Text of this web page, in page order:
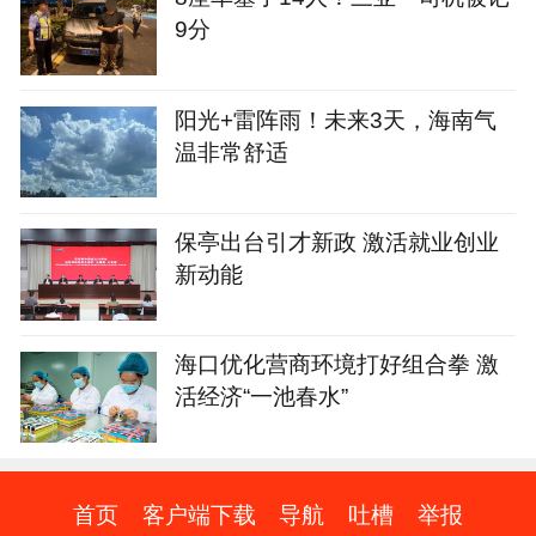
9分
阳光+雷阵雨！未来3天，海南气
温非常舒适
保亭出台引才新政 激活就业创业
新动能
海口优化营商环境打好组合拳 激
活经济“一池春水”
首页 客户端下载 导航 吐槽 举报